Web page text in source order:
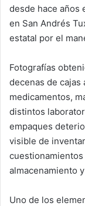
desde hace años
en San Andrés
estatal por el
Fotografías
decenas de cajas
medicamentos,
distintos
empaques
visible de
almacenamiento
Uno de los